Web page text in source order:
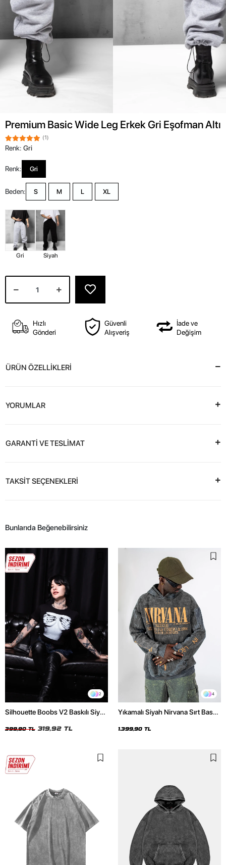
Premium Basic Wide Leg Erkek Gri Eşofman Altı
(1)
Renk: Gri
Renk: Gri
Beden: S M L XL
Gri Siyah
Hızlı
Gönderi
Güvenli
Alışveriş
İade ve
Değişim
ÜRÜN ÖZELLİKLERİ
YORUMLAR
GARANTİ VE TESLİMAT
TAKSİT SEÇENEKLERİ
Bunlarıda Beğenebilirsiniz
2
Silhouette Boobs V2 Baskılı Siyah
399,90 TL 319,92 TL
4
Yıkamalı Siyah Nirvana Sırt Baskılı
1.399,90 TL